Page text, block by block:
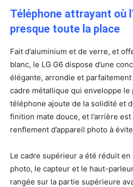
Téléphone attrayant où
presque toute la place
Fait d’aluminium et de verre, et
blanc, le LG G6 dispose d’une
élégante, arrondie et
cadre métallique qui enveloppe le
téléphone ajoute de la solidité et
finition mate douce, et l’arrière
renflement d’appareil photo à
Le cadre supérieur a été réduit en
photo, le capteur et le haut-
rangée sur la partie supérieure